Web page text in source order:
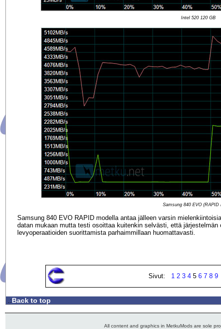
Intel 520 120 GB
Samsung 840 EVO (RAPID
Samsung 840 EVO RAPID modella antaa jälleen varsin
datan mukaan mutta testi osoittaa kuitenkin selvästi, että
levyoperaatioiden suorittamista parhaimmillaan huomattavasti.
Sivut: 1 2 3 45 6 7 8 9
.:Back to top
All content and graphics in MetkuMods are sole